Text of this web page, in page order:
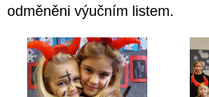
odměněni výučním listem.